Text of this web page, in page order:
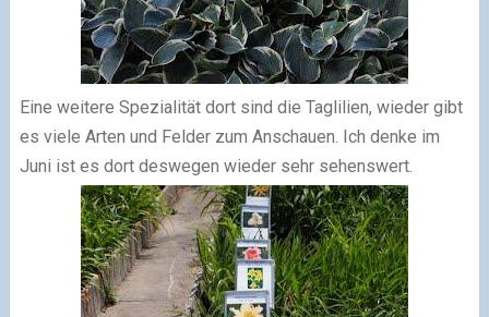
Eine weitere Spezialität dort sind die Taglilien, wieder gibt
es viele Arten und Felder zum Anschauen. Ich denke im
Juni ist es dort deswegen wieder sehr sehenswert.